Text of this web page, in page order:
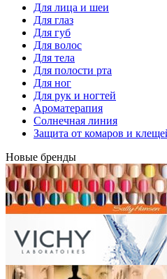
Для лица и шеи
Для глаз
Для губ
Для волос
Для тела
Для полости рта
Для ног
Для рук и ногтей
Ароматерапия
Солнечная линия
Защита от комаров и
Новые бренды